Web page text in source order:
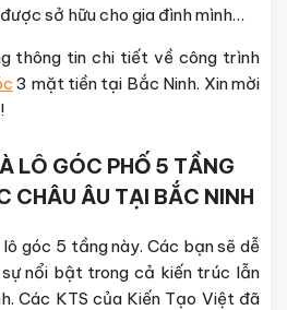
sở hữu cho gia đình mình…
thông tin chi tiết về công trình
3 mặt tiền tại Bắc Ninh. Xin mời
LÔ GÓC PHỐ 5 TẦNG
CHÂU ÂU TẠI BẮC NINH
góc 5 tầng này. Các bạn sẽ dễ
nổi bật trong cả kiến trúc lẫn
Các KTS của Kiến Tạo Việt đã